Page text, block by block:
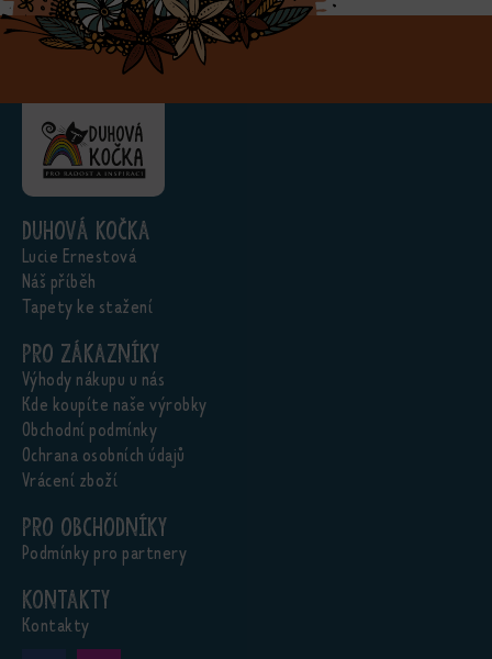
Duhová kočka
Lucie Ernestová
Náš příběh
Tapety ke stažení
Pro zákazníky
Výhody nákupu u nás
Kde koupíte naše výrobky
Obchodní podmínky
Ochrana osobních údajů
Vrácení zboží
Pro obchodníky
Podmínky pro partnery
Kontakty
Kontakty